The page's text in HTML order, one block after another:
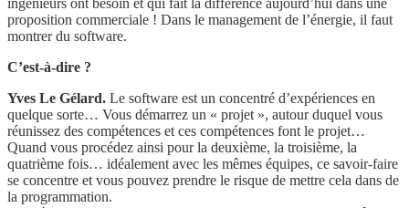
proposition commerciale ! Dans le management de l’énergie, il faut
montrer du software.
C’est-à-dire ?
Yves Le Gélard. Le software est un concentré d’expériences en
quelque sorte… Vous démarrez un « projet », autour duquel vous
réunissez des compétences et ces compétences font le projet…
Quand vous procédez ainsi pour la deuxième, la troisième, la
quatrième fois… idéalement avec les mêmes équipes, ce savoir-faire
se concentre et vous pouvez prendre le risque de mettre cela dans de
la programmation.